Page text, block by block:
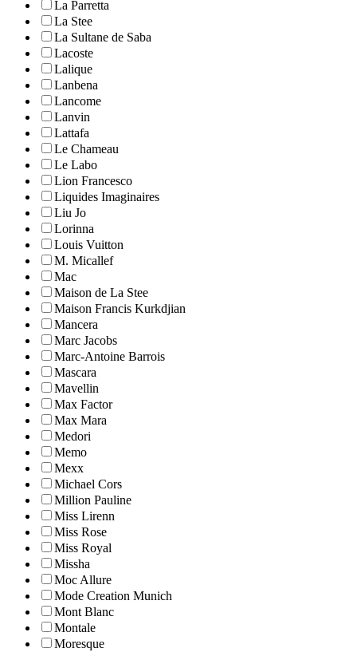
La Parretta
La Stee
La Sultane de Saba
Lacoste
Lalique
Lanbena
Lancome
Lanvin
Lattafa
Le Chameau
Le Labo
Lion Francesco
Liquides Imaginaires
Liu Jo
Lorinna
Louis Vuitton
M. Micallef
Mac
Maison de La Stee
Maison Francis Kurkdjian
Mancera
Marc Jacobs
Marc-Antoine Barrois
Mascara
Mavellin
Max Factor
Max Mara
Medori
Memo
Mexx
Michael Cors
Million Pauline
Miss Lirenn
Miss Rose
Miss Royal
Missha
Moc Allure
Mode Creation Munich
Mont Blanc
Montale
Moresque